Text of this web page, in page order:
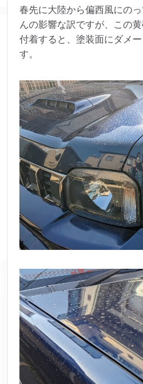
春先に大陸から偏西風にの
んの影響な訳ですが、この
付着すると、塗装面にダメ
す。